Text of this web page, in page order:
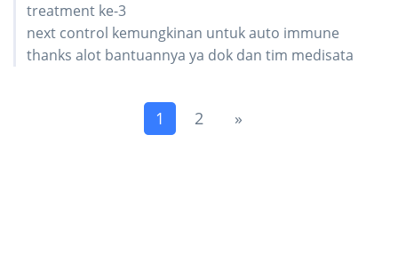
treatment ke-3
next control kemungkinan untuk auto immune
thanks alot bantuannya ya dok dan tim medisata
1 (current)
2 »Next